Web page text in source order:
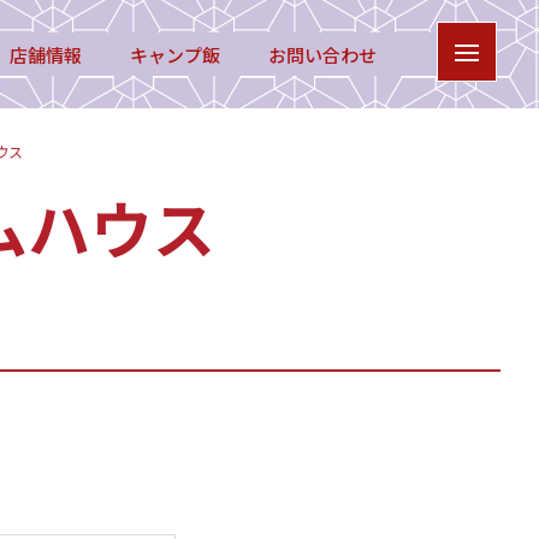
店舗情報 キャンプ飯 お問い合わせ
ス
ハウス